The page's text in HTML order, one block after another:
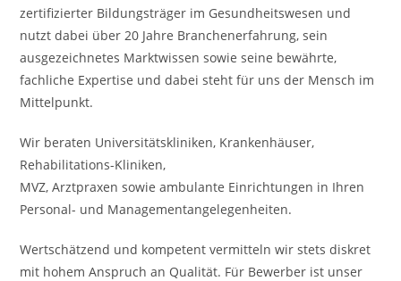
zertifizierter Bildungsträger im Gesundheitswesen und
nutzt dabei über 20 Jahre Branchenerfahrung, sein
ausgezeichnetes Marktwissen sowie seine bewährte,
fachliche Expertise und dabei steht für uns der Mensch im
Mittelpunkt.
Wir beraten Universitätskliniken, Krankenhäuser,
Rehabilitations-Kliniken,
MVZ, Arztpraxen sowie ambulante Einrichtungen in Ihren
Personal- und Managementangelegenheiten.
Wertschätzend und kompetent vermitteln wir stets diskret
mit hohem Anspruch an Qualität. Für Bewerber ist unser